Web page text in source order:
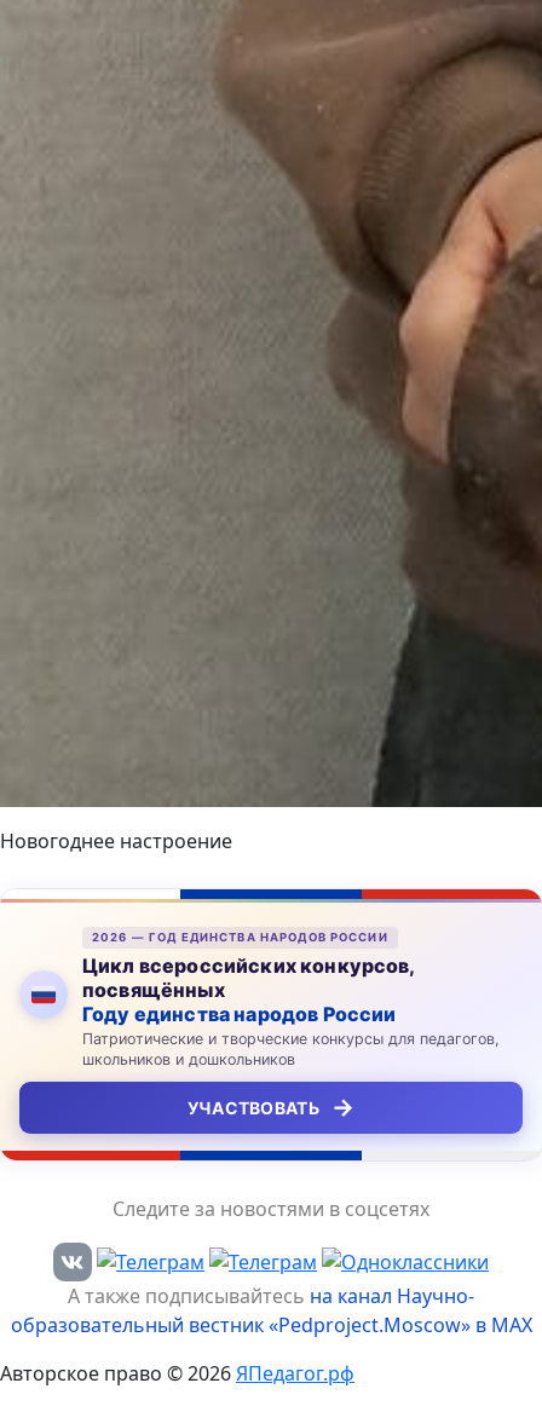
Новогоднее настроение
2026 — ГОД ЕДИНСТВА НАРОДОВ РОССИИ
Цикл всероссийских конкурсов,
посвящённых
Году единства народов России
Патриотические и творческие конкурсы для педагогов,
школьников и дошкольников
УЧАСТВОВАТЬ →
Следите за новостями в соцсетях
А также подписывайтесь на канал Научно-
образовательный вестник «Pedproject.Moscow» в MAX
Авторское право © 2026ЯПедагог.рф